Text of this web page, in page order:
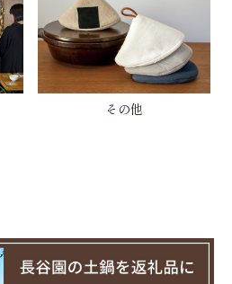
その他